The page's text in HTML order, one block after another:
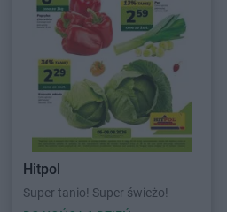
Hitpol
Super tanio! Super świeżo!